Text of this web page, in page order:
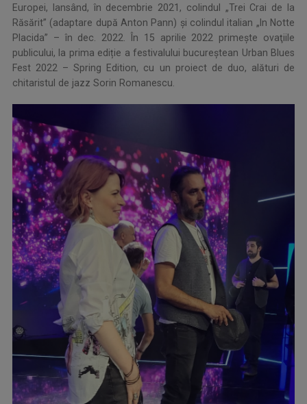
Europei, lansând, în decembrie 2021, colindul „Trei Crai de la
Răsărit” (adaptare după Anton Pann) și colindul italian „In Notte
Placida” – în dec. 2022. În 15 aprilie 2022 primeşte ovaţiile
publicului, la prima ediție a festivalului bucureștean Urban Blues
Fest 2022 – Spring Edition, cu un proiect de duo, alături de
chitaristul de jazz Sorin Romanescu.